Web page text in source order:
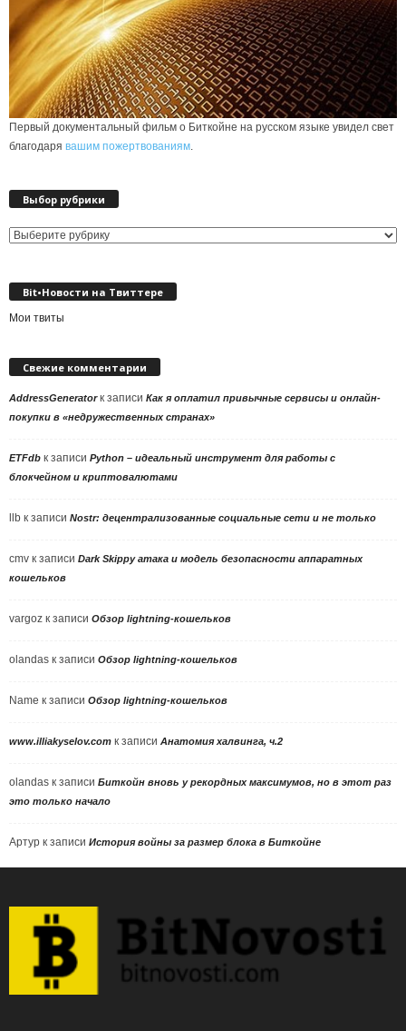
Первый документальный фильм о Биткойне на русском языке увидел свет
благодаря вашим пожертвованиям
Выбор рубрики
Выбор
Bit•Новости на Твиттере
Мои твиты
Свежие комментарии
AddressGeneratorк записи Как я оплатил привычные сервисы и онлайн-
покупки в «недружественных странах»
ETFdb к записи Python – идеальный инструмент для работы с
блокчейном и криптовалютами
llb к записи Nostr: децентрализованные социальные сети и не только
cmv к записи Dark Skippy атака и модель безопасности аппаратных
кошельков
vargoz к записи Обзор lightning-кошельков
olandas к записи Обзор lightning-кошельков
Name к записи Обзор lightning-кошельков
www.illiakyselov.com к записи Анатомия халвинга, ч.2
olandas к записи Биткойн вновь у рекордных максимумов, но в этот раз
это только начало
Артур к записи История войны за размер блока в Биткойне